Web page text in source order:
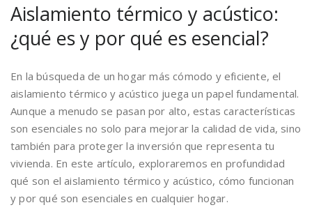
Aislamiento térmico y acústico:
¿qué es y por qué es esencial?
En la búsqueda de un hogar más cómodo y eficiente, el
aislamiento térmico y acústico juega un papel fundamental.
Aunque a menudo se pasan por alto, estas características
son esenciales no solo para mejorar la calidad de vida, sino
también para proteger la inversión que representa tu
vivienda. En este artículo, exploraremos en profundidad
qué son el aislamiento térmico y acústico, cómo funcionan
y por qué son esenciales en cualquier hogar.